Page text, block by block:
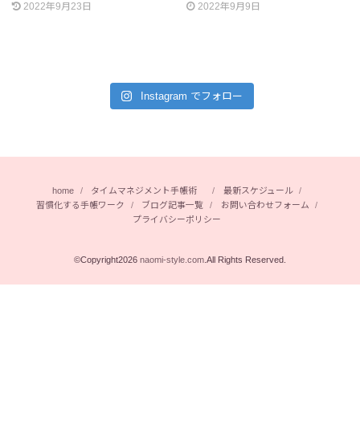
2022年9月23日 2022年9月9日
Instagram でフォロー
home タイムマネジメント手帳術
最新スケジュール
習慣化する手帳ワーク
ブログ記事一覧
お問い合わせフォーム
プライバシーポリシー
©Copyright2026 naomi-style.com.All Rights Reserved.